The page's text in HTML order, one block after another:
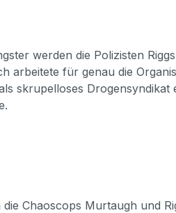
werden die Polizisten
arbeitete für genau die
skrupelloses
Chaoscops Murtaugh und